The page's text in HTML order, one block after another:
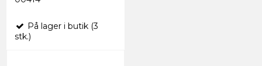
På lager i butik (3
stk.)